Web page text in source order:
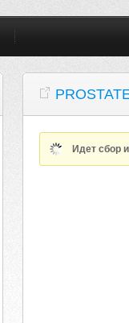
Идет сбор